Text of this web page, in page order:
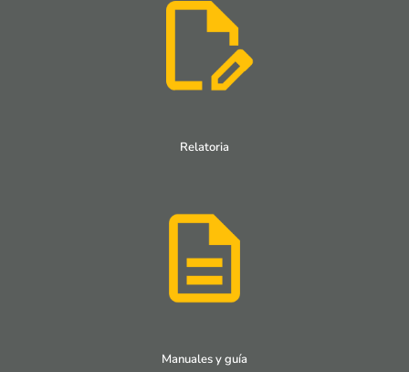
Relatoria
Manuales y guía